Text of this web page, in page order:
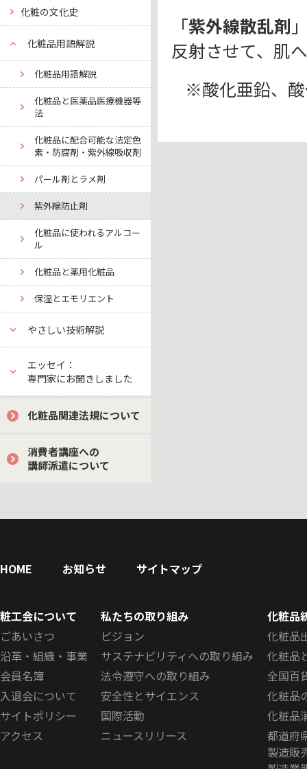
化粧の文化史
化粧品用語解説
化粧品用語解説
化粧品と医薬品医療機器等
法
化粧品に配合可能な法定色
素・防腐剤・紫外線吸収剤
パール剤とラメ剤
紫外線防止剤
化粧品に使われるアルコー
ル
化粧品と薬用化粧品
保湿とエモリエント
やさしい技術解説
エッセイ：
専門家にお聞きしました
化粧品関連法規について
消費者講座への
講師派遣について
「紫外線散乱剤
反射させて、肌
※酸化亜鉛、
HOME お知らせ サイトマップ
粧工会について
ごあいさつ
沿革・組織・事業
会員名簿
入退会について
サイトポリシー
アクセス
私たちの取り組み
ビジョン
サステナビリティへの取り組み
法令遵守への取り組み
安全性とサイエンス
国際活動
ニュースリリース
化粧品
化粧品
化粧品
全国百
化粧品
化粧品
都道府
製造販